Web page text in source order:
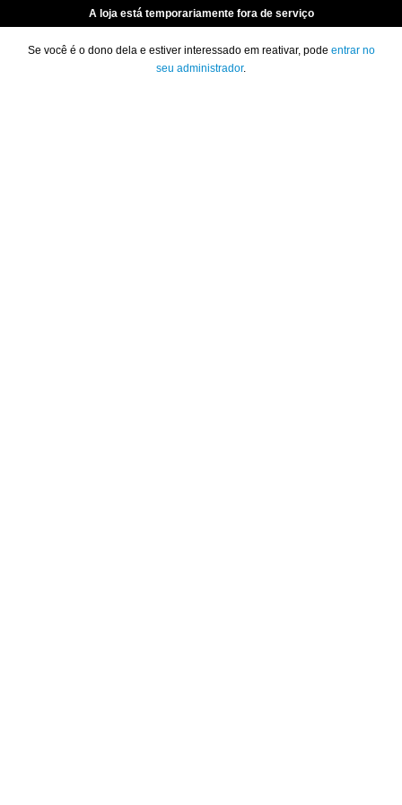
A loja está temporariamente fora de serviço
Se você é o dono dela e estiver interessado em reativar, pode entrar no
seu administrador.